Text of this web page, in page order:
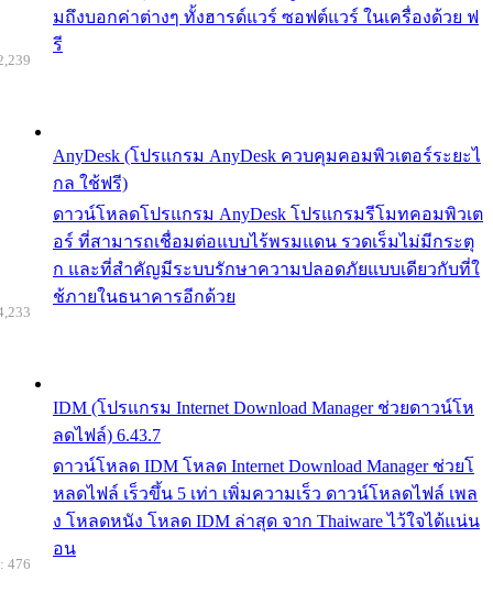
มถึงบอกค่าต่างๆ ทั้งฮารด์แวร์ ซอฟต์แวร์ ในเครื่องด้วย ฟ
รี
AnyDesk (โปรแกรม AnyDesk ควบคุมคอมพิวเตอร์ระยะไ
กล ใช้ฟรี)
ดาวน์โหลดโปรแกรม AnyDesk โปรแกรมรีโมทคอมพิวเต
อร์ ที่สามารถเชื่อมต่อแบบไร้พรมแดน รวดเร็มไม่มีกระตุ
ก และที่สำคัญมีระบบรักษาความปลอดภัยแบบเดียวกับที่ใ
ช้ภายในธนาคารอีกด้วย
IDM (โปรแกรม Internet Download Manager ช่วยดาวน์โห
ลดไฟล์) 6.43.7
ดาวน์โหลด IDM โหลด Internet Download Manager ช่วยโ
หลดไฟล์ เร็วขึ้น 5 เท่า เพิ่มความเร็ว ดาวน์โหลดไฟล์ เพล
ง โหลดหนัง โหลด IDM ล่าสุด จาก Thaiware ไว้ใจได้แน่น
อน
476